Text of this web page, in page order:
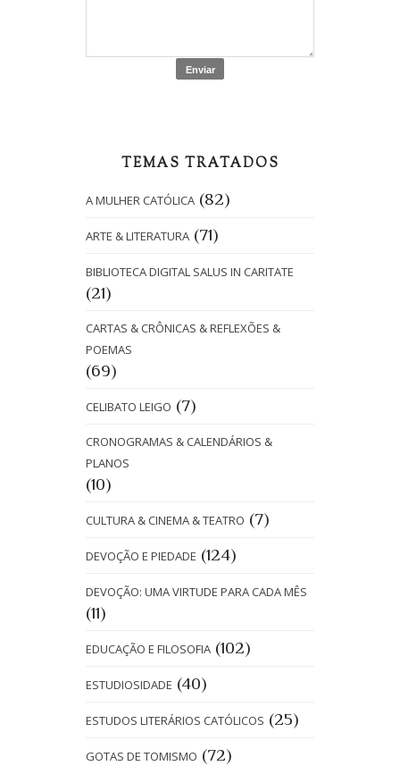
TEMAS TRATADOS
A MULHER CATÓLICA (82)
ARTE & LITERATURA (71)
BIBLIOTECA DIGITAL SALUS IN CARITATE
(21)
CARTAS & CRÔNICAS & REFLEXÕES &
POEMAS
(69)
CELIBATO LEIGO (7)
CRONOGRAMAS & CALENDÁRIOS &
PLANOS
(10)
CULTURA & CINEMA & TEATRO (7)
DEVOÇÃO E PIEDADE (124)
DEVOÇÃO: UMA VIRTUDE PARA CADA MÊS
(11)
EDUCAÇÃO E FILOSOFIA (102)
ESTUDIOSIDADE (40)
ESTUDOS LITERÁRIOS CATÓLICOS (25)
GOTAS DE TOMISMO (72)